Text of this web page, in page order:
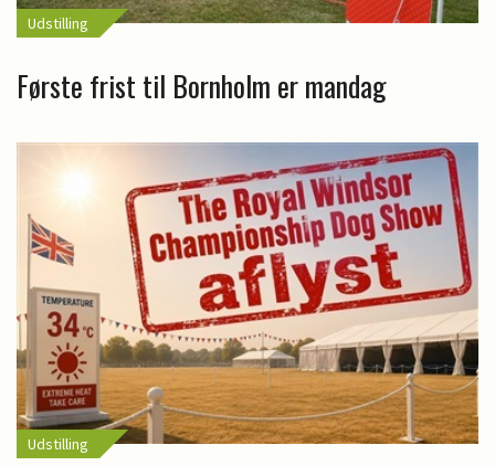
Udstilling
Første frist til Bornholm er mandag
Udstilling